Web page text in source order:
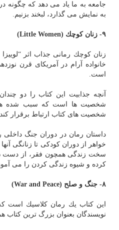
جامعه به ما یاد می دهد كه چگونه
به نمایش می گذارد، لبخند بزنیم.
۹- زنان كوچك (Little Women)
زنان كوچك رمانی جذاب اثر
خانواده آرام در آمریكای قرن
است.
آنچه جذابیت این كتاب را دو
شخصیت ها است كه سبب شده هر
شخصیت های كتاب ارتباط برقرار
داستان رمان در دوران جنگ
خواهر از دوران كودكی تا زنانگی
سخت زندگی همچون فقر، از دست
كرده و شیوه زندگی كردن را می
۸- جنگ و صلح (War and Peace)
این كتاب یك رمان كلاسیك است
نویسندگان بعنوان بزرگ ترین